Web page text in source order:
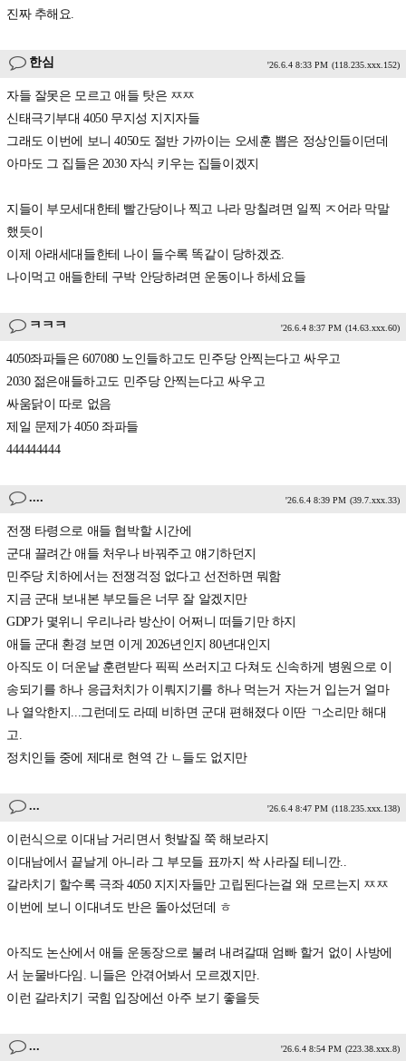
진짜 추해요.
한심 '26.6.4 8:33 PM (118.235.xxx.152)
자들 잘못은 모르고 애들 탓은 ㅉㅉ
신태극기부대 4050 무지성 지지자들
그래도 이번에 보니 4050도 절반 가까이는 오세훈 뽑은 정상인들이던데
아마도 그 집들은 2030 자식 키우는 집들이겠지
지들이 부모세대한테 빨간당이나 찍고 나라 망칠려면 일찍 ㅈ어라 막말
했듯이
이제 아래세대들한테 나이 들수록 똑같이 당하겠죠.
나이먹고 애들한테 구박 안당하려면 운동이나 하세요들
ㅋㅋㅋ '26.6.4 8:37 PM (14.63.xxx.60)
4050좌파들은 607080 노인들하고도 민주당 안찍는다고 싸우고
2030 젊은애들하고도 민주당 안찍는다고 싸우고
싸움닭이 따로 없음
제일 문제가 4050 좌파들
444444444
.... '26.6.4 8:39 PM (39.7.xxx.33)
전쟁 타령으로 애들 협박할 시간에
군대 끌려간 애들 처우나 바꿔주고 얘기하던지
민주당 치하에서는 전쟁걱정 없다고 선전하면 뭐함
지금 군대 보내본 부모들은 너무 잘 알겠지만
GDP가 몇위니 우리나라 방산이 어쩌니 떠들기만 하지
애들 군대 환경 보면 이게 2026년인지 80년대인지
아직도 이 더운날 훈련받다 픽픽 쓰러지고 다쳐도 신속하게 병원으로 이
송되기를 하나 응급처치가 이뤄지기를 하나 먹는거 자는거 입는거 얼마
나 열악한지...그런데도 라떼 비하면 군대 편해졌다 이딴 ㄱ소리만 해대
고.
정치인들 중에 제대로 현역 간 ㄴ들도 없지만
... '26.6.4 8:47 PM (118.235.xxx.138)
이런식으로 이대남 거리면서 헛발질 쭉 해보라지
이대남에서 끝날게 아니라 그 부모들 표까지 싹 사라질 테니깐..
갈라치기 할수록 극좌 4050 지지자들만 고립된다는걸 왜 모르는지 ㅉㅉ
이번에 보니 이대녀도 반은 돌아섰던데 ㅎ
아직도 논산에서 애들 운동장으로 불려 내려갈때 엄빠 할거 없이 사방에
서 눈물바다임. 니들은 안겪어봐서 모르겠지만.
이런 갈라치기 국힘 입장에선 아주 보기 좋을듯
... '26.6.4 8:54 PM (223.38.xxx.8)